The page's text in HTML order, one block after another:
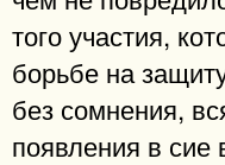
того участия,
борьбе на
без сомнения,
появления в сие